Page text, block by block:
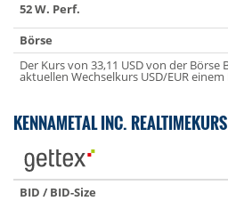
52 W. Perf.
Börse
Der Kurs von 33,11 USD von der Börse
aktuellen Wechselkurs USD/EUR
KENNAMETAL INC. REALTIMEKURS
BID / BID-Size